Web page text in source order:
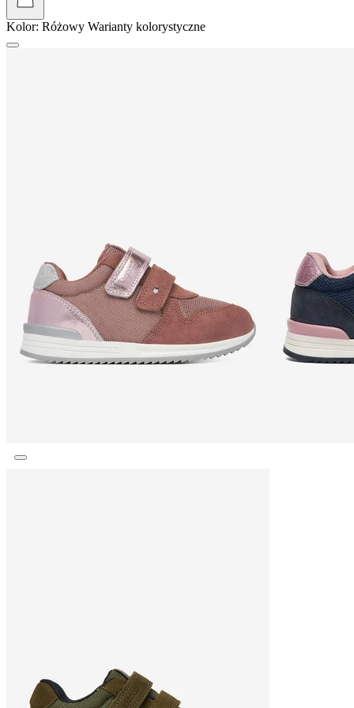
Kolor: Różowy Warianty kolorystyczne